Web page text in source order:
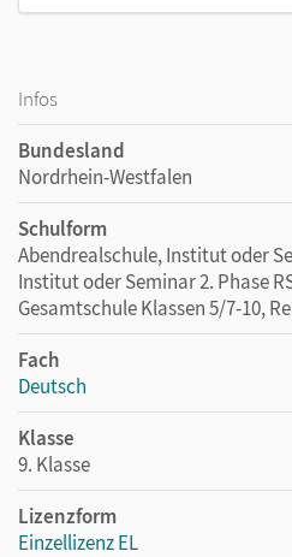
Infos
Bundesland
Nordrhein-Westfalen
Schulform
Abendrealschule, Institut oder
Institut oder Seminar 2. Phase
Gesamtschule Klassen 5/7-10,
Fach
Deutsch
Klasse
9. Klasse
Lizenzform
Einzellizenz EL